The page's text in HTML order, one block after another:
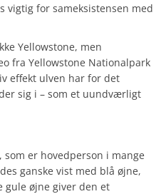
vigtig for sameksistensen med
Yellowstone, men
fra Yellowstone Nationalpark
effekt ulven har for det
sig i – som et uundværligt
er hovedperson i mange
ganske vist med blå øjne,
gule øjne giver den et